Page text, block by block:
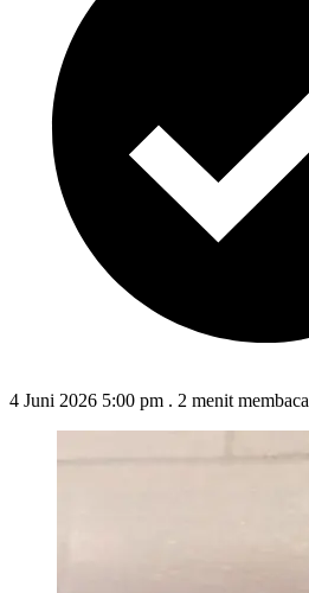
4 Juni 2026 5:00 pm . 2 menit membaca